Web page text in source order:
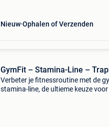
Nieuw Ophalen of Verzenden
GymFit – Stamina-Line –
Verbeter je fitnessroutine met de
stamina-line, de ultieme keuze